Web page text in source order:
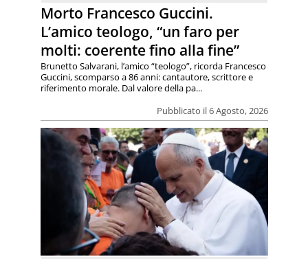
Morto Francesco Guccini.
L’amico teologo, “un faro per
molti: coerente fino alla fine”
Pubblicato il 6 Agosto, 2026
Brunetto Salvarani, l’amico “teologo”, ricorda Francesco
Guccini, scomparso a 86 anni: cantautore, scrittore e
riferimento morale. Dal valore della pa...